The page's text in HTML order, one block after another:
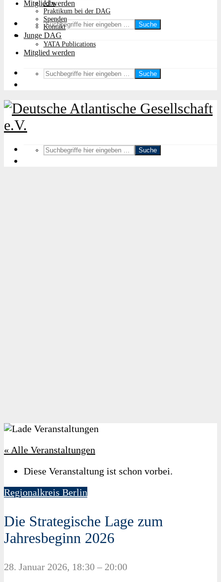
Mitglied werden
Suche
Jobs
Praktikum bei der DAG
Spenden
Kontakt
Junge DAG
YATA Publications
Mitglied werden
Suche
Suche
« Alle Veranstaltungen
Diese Veranstaltung ist schon vorbei.
Regionalkreis Berlin
Die Strategische Lage zum
Jahresbeginn 2026
28. Januar 2026, 18:30 – 20:00